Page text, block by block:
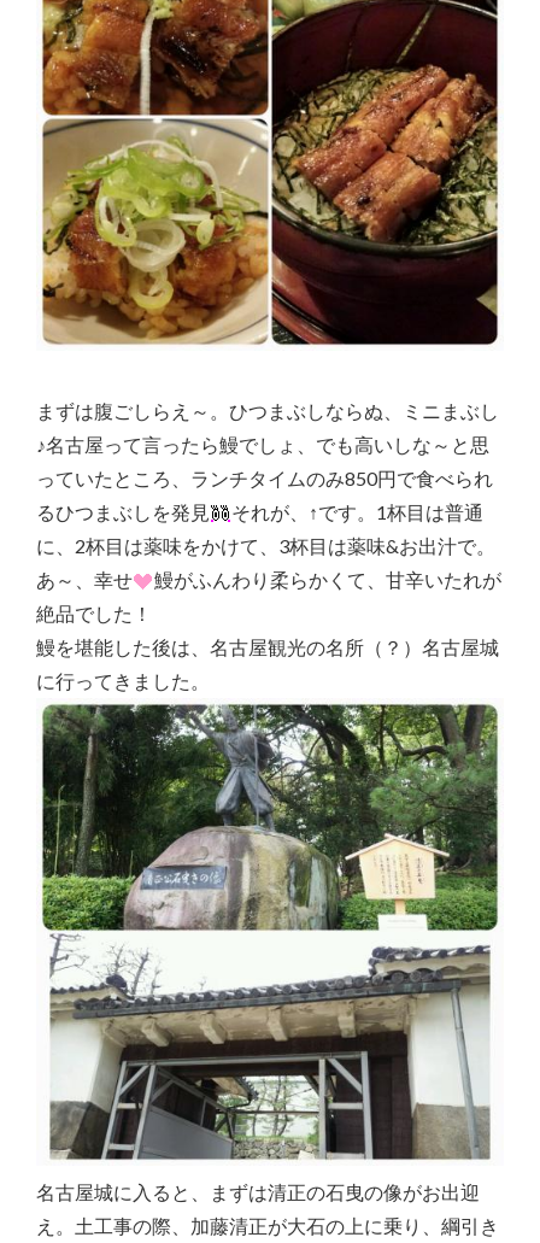
まずは腹ごしらえ～。ひつまぶしならぬ、ミニまぶし
♪名古屋って言ったら鰻でしょ、でも高いしな～と思
っていたところ、ランチタイムのみ850円で食べられ
るひつまぶしを発見
それが、↑です。1杯目は普通
に、2杯目は薬味をかけて、3杯目は薬味&お出汁で。
あ～、幸せ
鰻がふんわり柔らかくて、甘辛いたれが
絶品でした！
鰻を堪能した後は、名古屋観光の名所（？）名古屋城
に行ってきました。
名古屋城に入ると、まずは清正の石曳の像がお出迎
え。土工事の際、加藤清正が大石の上に乗り、綱引き